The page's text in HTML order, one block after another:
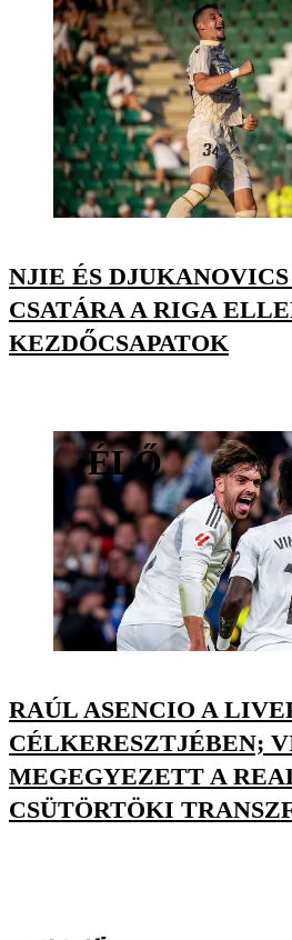
NJIE ÉS
CSATÁRA A RIGA
KEZDŐCSAPATOK
•ÉLŐ
RAÚL ASENCIO A
CÉLKERESZTJÉBEN;
MEGEGYEZETT A
CSÜTÖRTÖKI